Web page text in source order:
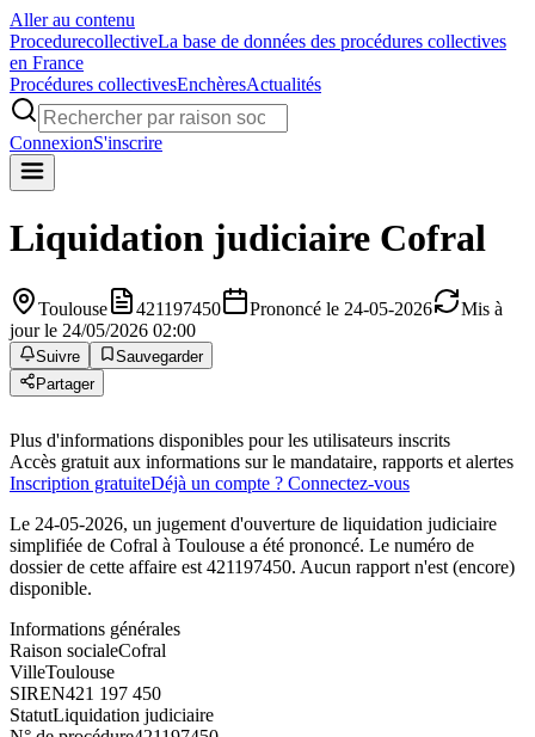
Aller au contenu
ProcedurecollectiveLa base de données des procédures collectives
en France
Procédures collectivesEnchèresActualités
ConnexionS'inscrire
Liquidation judiciaire Cofral
Toulouse 421197450 Prononcé le 24-05-2026
Mis à
jour le 24/05/2026 02:00
Suivre
Sauvegarder
Partager
Plus d'informations disponibles pour les utilisateurs inscrits
Accès gratuit aux informations sur le mandataire, rapports et alertes
Inscription gratuiteDéjà un compte ? Connectez-vous
Le 24-05-2026, un jugement d'ouverture de liquidation judiciaire
simplifiée de Cofral à Toulouse a été prononcé. Le numéro de
dossier de cette affaire est 421197450. Aucun rapport n'est (encore)
disponible.
Informations générales
Raison socialeCofral
VilleToulouse
SIREN421 197 450
StatutLiquidation judiciaire